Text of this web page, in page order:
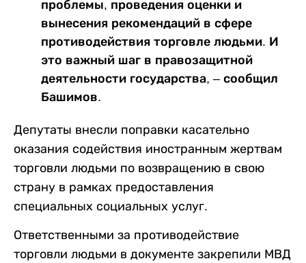
проблемы, проведения оценки и
вынесения рекомендаций в сфере
противодействия торговле людьми. И
это важный шаг в правозащитной
деятельности государства, – сообщил
Башимов.
Депутаты внесли поправки касательно
оказания содействия иностранным жертвам
торговли людьми по возвращению в свою
страну в рамках предоставления
специальных социальных услуг.
Ответственными за противодействие
торговли людьми в документе закрепили МВД